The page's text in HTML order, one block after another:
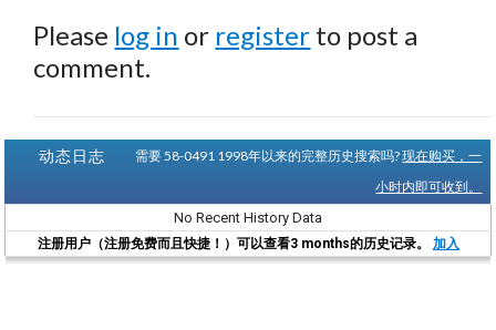
Please log in or register to post a
comment.
动态日志 需要 58-0491 1998年以来的完整历史搜索吗?现在购买，一
小时内即可收到。
No Recent History Data
注册用户（注册免费而且快捷！）可以查看3 months的历史记录。 加入